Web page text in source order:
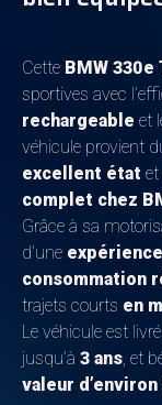
Cette BMW 330e
sportives avec
rechargeable et
véhicule provient
excellent état
complet chez
Grâce à sa
d’une
consommation
trajets courts en
Le véhicule est
jusqu’à 3 ans, et
valeur